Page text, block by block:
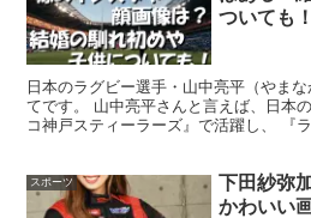
このように、ツイッターを覗けば
「可愛い」というコメントで溢れ
今回の世界卓球に限らず、ひと
すね～。
ついても！
日本のラグビー選手・山中亮平（やま
てです。 山中亮平さんと言えば、日本
コ神戸スティーラーズ』で活躍し、 『
スポーツ
下田紗弥
かわいい